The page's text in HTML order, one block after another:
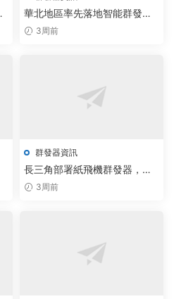
華北地區率先落地智能群發與
電報協議系統，自動化調度賦
3周前
群發器資訊
長三角部署紙飛機群發器，雲
端監聽腳本報價落地引行業變
3周前